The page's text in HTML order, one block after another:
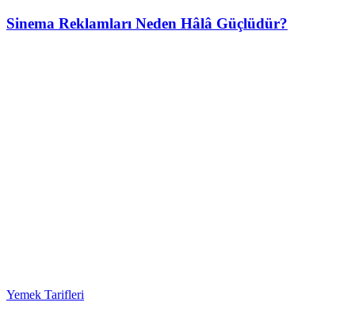
Sinema Reklamları Neden Hâlâ Güçlüdür?
Yemek Tarifleri